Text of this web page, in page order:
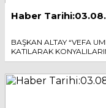
Haber
BAŞKAN ALTAY “VEFA
KATILARAK